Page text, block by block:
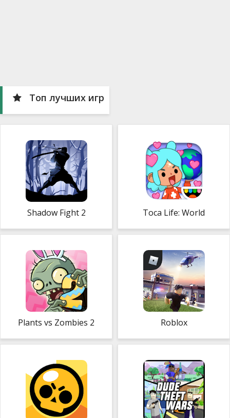
Топ лучших игр
Shadow Fight 2 Toca Life: World
Plants vs Zombies 2 Roblox